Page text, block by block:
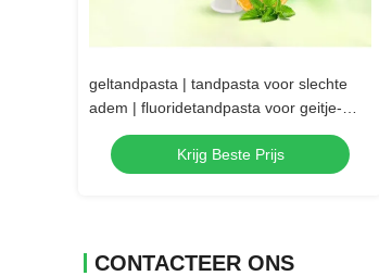
geltandpasta | tandpasta voor slechte
adem | fluoridetandpasta voor geitje-
mondelinge zorgtandpasta
Krijg Beste Prijs
CONTACTEER ONS